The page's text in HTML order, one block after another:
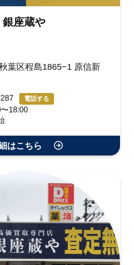
銀座蔵や
葉区程島1865−1 原信新
電話する
18:00
はこちら